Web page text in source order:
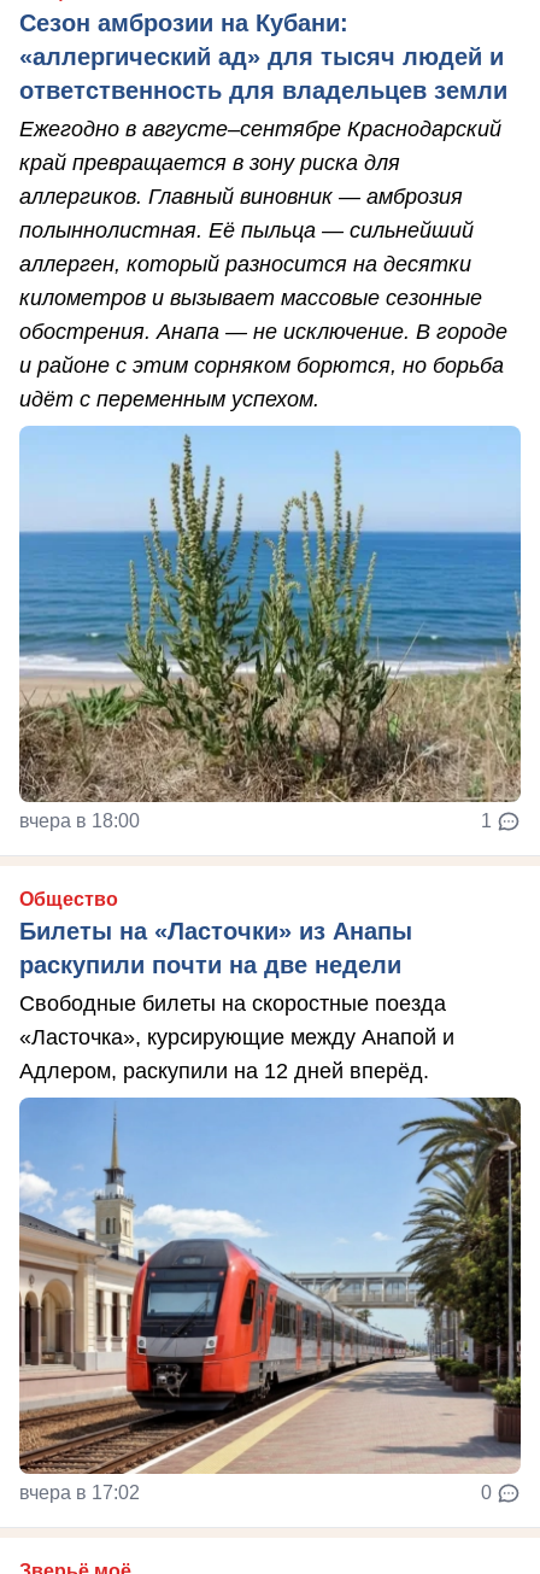
Сезон амброзии на Кубани:
«аллергический ад» для тысяч людей и
ответственность для владельцев земли
Ежегодно в августе–сентябре Краснодарский
край превращается в зону риска для
аллергиков. Главный виновник — амброзия
полыннолистная. Её пыльца — сильнейший
аллерген, который разносится на десятки
километров и вызывает массовые сезонные
обострения. Анапа — не исключение. В городе
и районе с этим сорняком борются, но борьба
идёт с переменным успехом.
вчера в 18:00 1
Общество
Билеты на «Ласточки» из Анапы
раскупили почти на две недели
Свободные билеты на скоростные поезда
«Ласточка», курсирующие между Анапой и
Адлером, раскупили на 12 дней вперёд.
вчера в 17:02 0